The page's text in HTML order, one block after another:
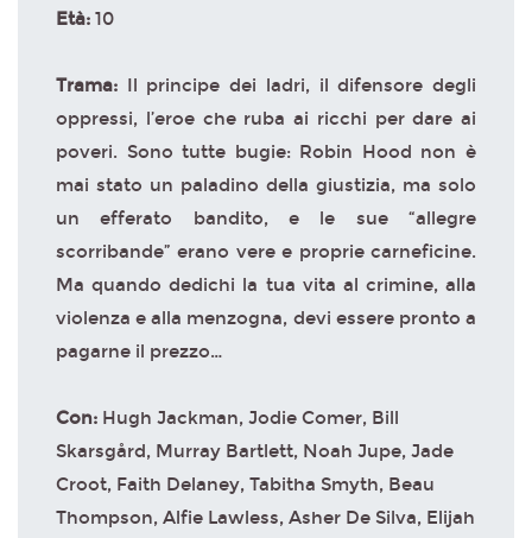
Età: 10
Trama: Il principe dei ladri, il difensore degli
oppressi, l’eroe che ruba ai ricchi per dare ai
poveri. Sono tutte bugie: Robin Hood non è
mai stato un paladino della giustizia, ma solo
un efferato bandito, e le sue “allegre
scorribande” erano vere e proprie carneficine.
Ma quando dedichi la tua vita al crimine, alla
violenza e alla menzogna, devi essere pronto a
pagarne il prezzo…
Con: Hugh Jackman, Jodie Comer, Bill
Skarsgård, Murray Bartlett, Noah Jupe, Jade
Croot, Faith Delaney, Tabitha Smyth, Beau
Thompson, Alfie Lawless, Asher De Silva, Elijah